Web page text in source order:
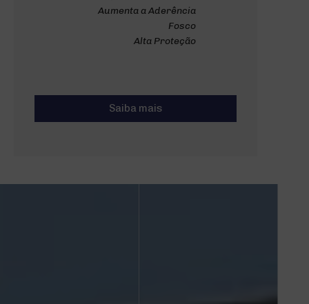
Aumenta a Aderência
Fosco
Alta Proteção
Saiba mais